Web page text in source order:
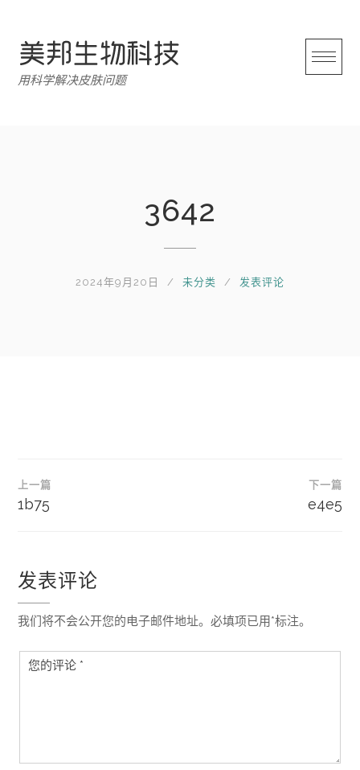
用科学解决皮肤问题
3642
2024年9月20日 未分类 发表评论
文
章
航
上一篇
1b75
下一篇
e4e5
发表评论
我们将不会公开您的电子邮件地址。必填项已用*标注。